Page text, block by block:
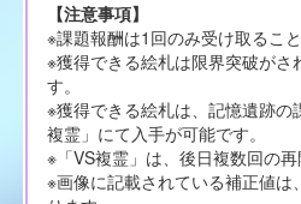
【注意事項】
※課題報酬は1回のみ受け取ること
※獲得できる絵札は限界突破がさ
す。
※獲得できる絵札は、記憶遺跡の
複霊」にて入手が可能です。
※「VS複霊」は、後日複数回の再
※画像に記載されている補正値は